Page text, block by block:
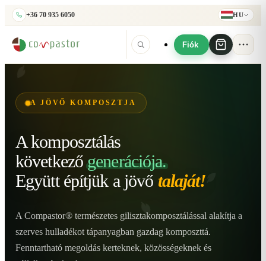
+36 70 935 6050 HU
Fiók
A JÖVŐ KOMPOSZTJA
A komposztálás
következő generációja.
Együtt építjük a jövő talaját!
A Compastor® természetes gilisztakomposztálással alakítja a
szerves hulladékot tápanyagban gazdag komposzttá.
Fenntartható megoldás kerteknek, közösségeknek és